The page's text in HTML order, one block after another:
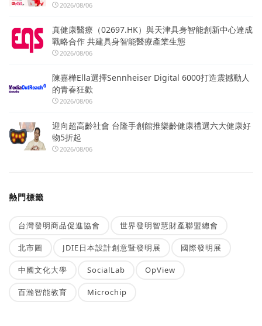
2026/08/06
真健康醫療（02697.HK）與天津具身智能創新中心達成
戰略合作 共建具身智能醫療產業生態
2026/08/06
陳嘉樺Ella選擇Sennheiser Digital 6000打造震撼動人
的青春狂歡
2026/08/06
迎向超高齡社會 台隆手創館推樂齡健康禮選六大健康好
物5折起
2026/08/06
熱門標籤
台灣發明商品促進協會 世界發明智慧財產聯盟總會
北市圖 JDIE日本設計創意暨發明展 國際發明展
中國文化大學 SocialLab OpView
百瀚智能教育 Microchip